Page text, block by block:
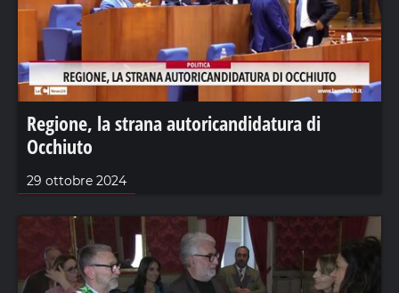
Regione, la strana autoricandidatura di
Occhiuto
29 ottobre 2024